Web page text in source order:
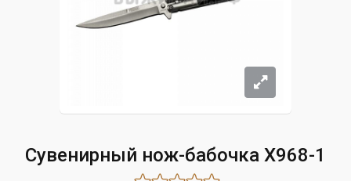
Сувенирный нож-бабочка X968-1